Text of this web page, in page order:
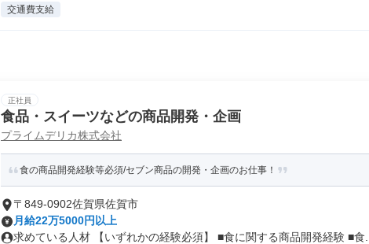
交通費支給
正社員
食品・スイーツなどの商品開発・企画
プライムデリカ株式会社
食の商品開発経験等必須/セブン商品の開発・企画のお仕事！
〒849-0902佐賀県佐賀市
月給22万5000円以上
求めている人材 【いずれかの経験必須】 ■食に関する商品開発経験 ■食...